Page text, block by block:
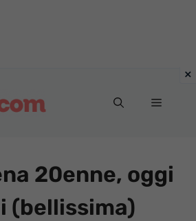
Menu
20enne, oggi
(bellissima)